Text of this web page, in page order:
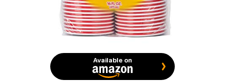
Available on